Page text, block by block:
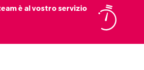
è al vostro servizio